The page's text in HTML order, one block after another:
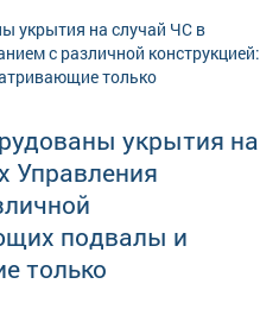
укрытия на
Управления
подвалы и
только